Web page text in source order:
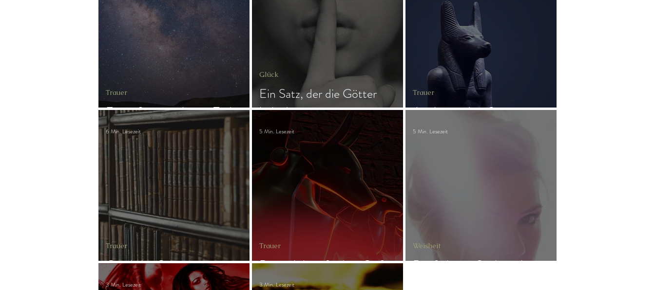
Außerirdische Gesundheit Glück Ortsgebundene Götter
Gast-Fragen von Live-Channelings Frau & Familie
Ein äußerst wichtiger Tod
Trauer
Ein Satz, der die Götter
beleidigt
Glück
Anubis wird zu Stein
Trauer
Göttliche Gesetze
Trauer
6 Min. Lesezeit
Diese Arbeit fordert Opfer
Trauer
5 Min. Lesezeit
Die farbigen Seelensplitter
Weisheit
5 Min. Lesezeit
3 Min. Lesezeit 3 Min. Lesezeit